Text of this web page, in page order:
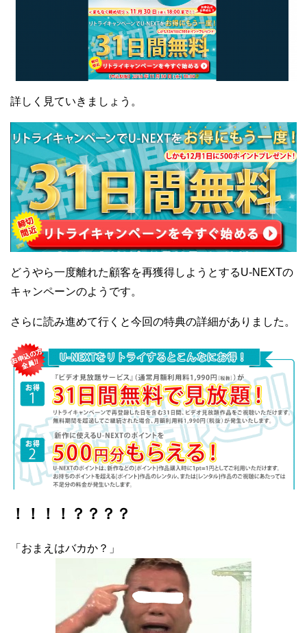
詳しく見ていきましょう。
どうやら一度離れた顧客を再獲得しようとするU-NEXTの
キャンペーンのようです。
さらに読み進めて行くと今回の特典の詳細がありました。
！！！！？？？？
「おまえはバカか？」